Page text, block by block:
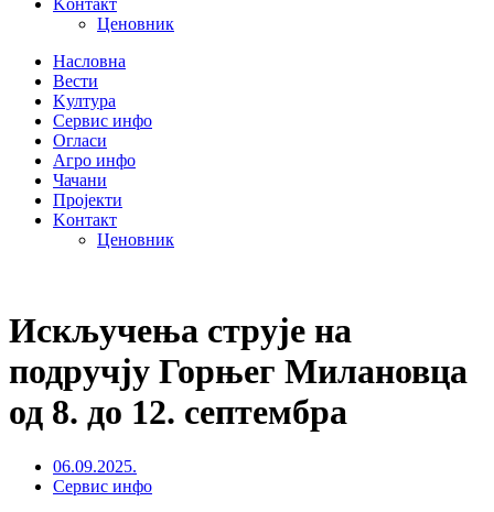
Kонтакт
Ценовник
Насловна
Вести
Kултура
Сервис инфо
Огласи
Агро инфо
Чачани
Пројекти
Kонтакт
Ценовник
Искључења струје на
подручју Горњег Милановца
од 8. до 12. септембра
06.09.2025.
Сервис инфо